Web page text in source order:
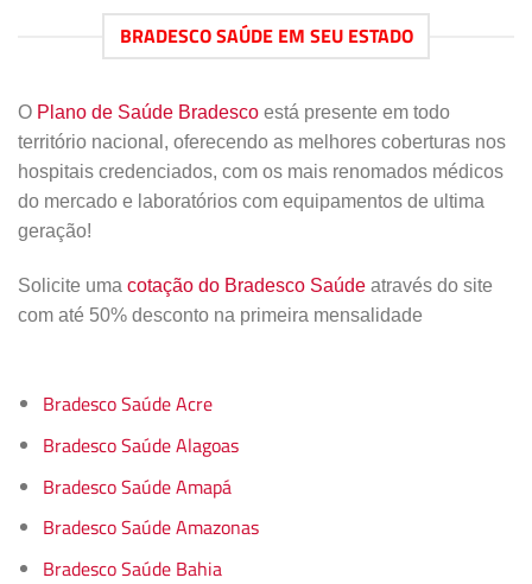
BRADESCO SAÚDE EM SEU ESTADO
O Plano de Saúde Bradesco está presente em todo
território nacional, oferecendo as melhores coberturas nos
hospitais credenciados, com os mais renomados médicos
do mercado e laboratórios com equipamentos de ultima
geração!
Solicite uma cotação do Bradesco Saúde através do site
com até 50% desconto na primeira mensalidade
Bradesco Saúde Acre
Bradesco Saúde Alagoas
Bradesco Saúde Amapá
Bradesco Saúde Amazonas
Bradesco Saúde Bahia